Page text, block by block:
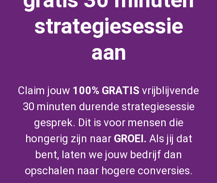
strategiesessie
aan
Claim jouw 100% GRATIS vrijblijvende
30 minuten durende strategiesessie
gesprek. Dit is voor mensen die
hongerig zijn naar GROEI. Als jij dat
bent, laten we jouw bedrijf dan
opschalen naar hogere conversies.